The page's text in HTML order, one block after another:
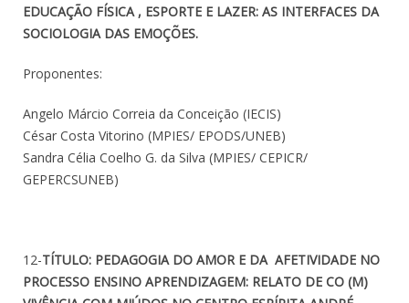
EDUCAÇÃO FÍSICA , ESPORTE E LAZER: AS INTERFACES DA
SOCIOLOGIA DAS EMOÇÕES.
Proponentes:
Angelo Márcio Correia da Conceição (IECIS)
César Costa Vitorino (MPIES/ EPODS/UNEB)
Sandra Célia Coelho G. da Silva (MPIES/ CEPICR/
GEPERCSUNEB)
12-TÍTULO: PEDAGOGIA DO AMOR E DA AFETIVIDADE NO
PROCESSO ENSINO APRENDIZAGEM: RELATO DE CO (M)